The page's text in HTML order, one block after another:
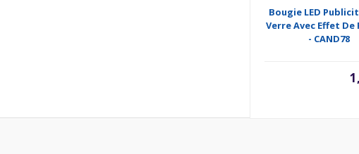
Bougie LED
Verre Avec Effet De
- CAND78